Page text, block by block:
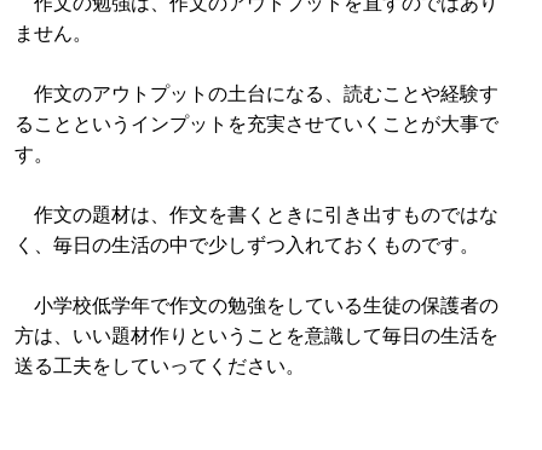
ません。
作文のアウトプットの土台になる、読むことや経験す
ることというインプットを充実させていくことが大事で
す。
作文の題材は、作文を書くときに引き出すものではな
く、毎日の生活の中で少しずつ入れておくものです。
小学校低学年で作文の勉強をしている生徒の保護者の
方は、いい題材作りということを意識して毎日の生活を
送る工夫をしていってください。